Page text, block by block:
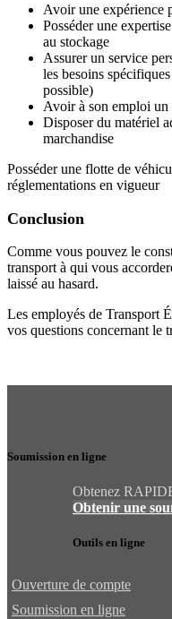
Avoir une expérience
Posséder une
au stockage
Assurer un service
les besoins
possible)
Avoir à son emploi un
Disposer du matériel
marchandise
Posséder une flotte de
réglementations en vigueur
Conclusion
Comme vous pouvez le
transport à qui vous
laissé au hasard.
Les employés de Transport
vos questions concernant le
Soumission en ligne
Obtenez
Obtenir une
Outils en ligne
Ouverture de compte
Soumission en ligne